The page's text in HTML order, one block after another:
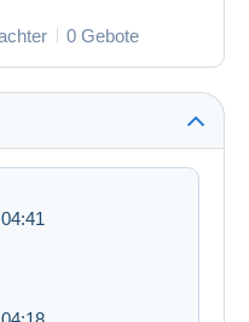
0 Gebote